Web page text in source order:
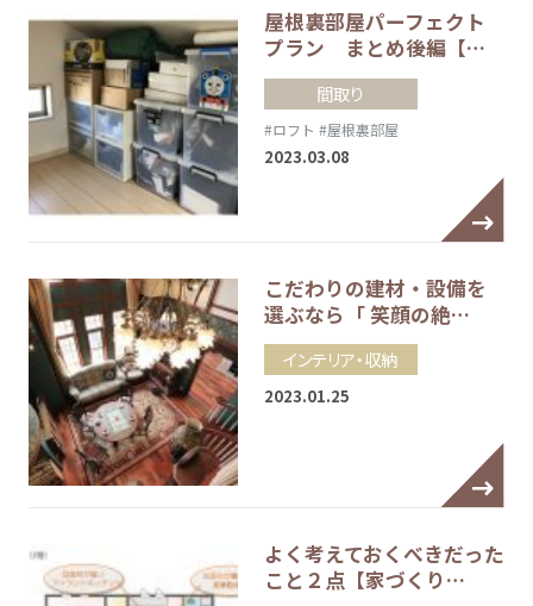
屋根裏部屋パーフェクト
プラン まとめ後編【…
間取り
#ロフト #屋根裏部屋
2023.03.08
こだわりの建材・設備を
選ぶなら「 笑顔の絶…
インテリア・収納
2023.01.25
よく考えておくべきだった
こと２点【家づくり…